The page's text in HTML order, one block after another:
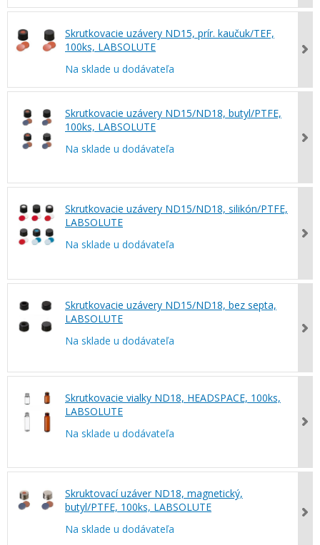
Skrutkovacie uzávery ND15, prír. kaučuk/TEF,
100ks, LABSOLUTE
Na sklade u dodávateľa
Skrutkovacie uzávery ND15/ND18, butyl/PTFE,
100ks, LABSOLUTE
Na sklade u dodávateľa
Skrutkovacie uzávery ND15/ND18, silikón/PTFE,
LABSOLUTE
Na sklade u dodávateľa
Skrutkovacie uzávery ND15/ND18, bez septa,
LABSOLUTE
Na sklade u dodávateľa
Skrutkovacie vialky ND18, HEADSPACE, 100ks,
LABSOLUTE
Na sklade u dodávateľa
Skruktovací uzáver ND18, magnetický,
butyl/PTFE, 100ks, LABSOLUTE
Na sklade u dodávateľa